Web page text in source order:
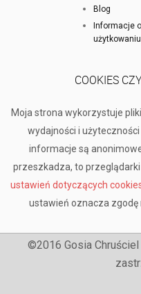
Blog
Informacje
użytkowaniu
COOKIES
Moja strona wykorzystuje
wydajności i
informacje są
przeszkadza, to
ustawień dotyczących
ustawień oznacza zgodę
©2016 Gosia